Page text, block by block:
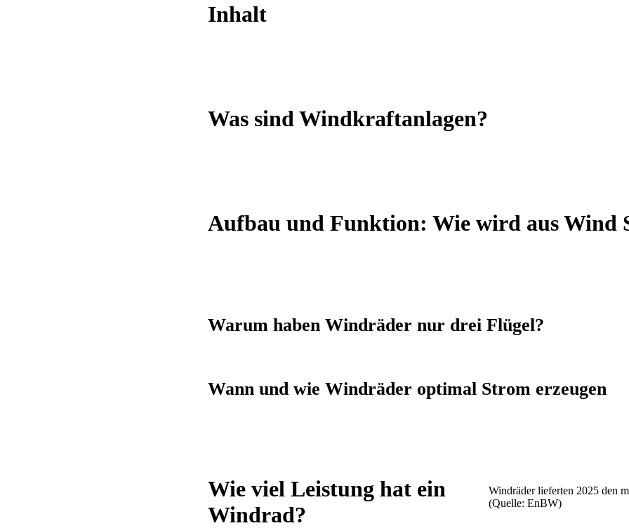
Inhalt
Was sind Windkraftanlagen?
Aufbau und Funktion: Wie wird aus Wind
Warum haben Windräder nur drei Flügel?
Wann und wie Windräder optimal Strom erzeugen
Windräder lieferten 2025 den
(Quelle: EnBW)
Wie viel Leistung hat ein
Windrad?